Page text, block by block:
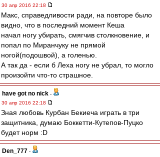
30 апр 2016 22:18
Макс, справедливости ради, на повторе было
видно, что в последний момент Кеша
начал ногу убирать, смягчив столкновение, и
попал по Миранчуку не прямой
ногой(подошвой), а голенью.
А так да - если б Леха ногу не убрал, то могло
произойти что-то страшное.
have got no nick -
30 апр 2016 22:18
Зная любовь Курбан Бекиеча играть в три
защитника, думаю Боккетти-Кутепов-Пуцко
будет норм :D
Den_777 -